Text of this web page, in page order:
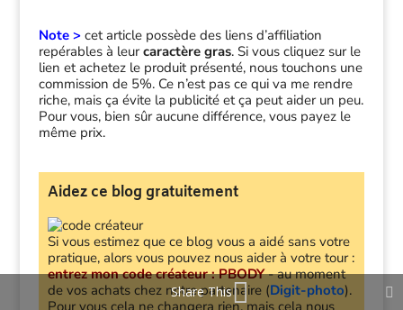
Note >cet article possède des liens d’affiliation
repérables à leurcaractère gras. Si vous cliquez sur le
lien et achetez le produit présenté, nous touchons une
commission de 5%. Ce n’est pas ce qui va me rendre
riche, mais ça évite la publicité et ça peut aider un peu.
Pour vous, bien sûr aucune différence, vous payez le
même prix.
Aidez ce blog gratuitement
Si vous estimez que ce blog vous a aidé sans votre
pratique, alors vous pouvez nous aider à votre tour :
entrez mon code créateur : PBODY- au moment
de vos achats chez notre partenaire (Digit-photo).
Pour vous cela ne changera rien, mais cela nous
Share This